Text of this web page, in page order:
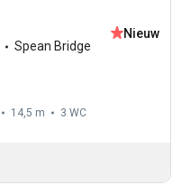
Spean Bridge
Nieuw
14,5 m 3 WC